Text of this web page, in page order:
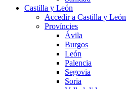
Castilla y León
Accedir a Castilla y León
Províncies
Ávila
Burgos
León
Palencia
Segovia
Soria